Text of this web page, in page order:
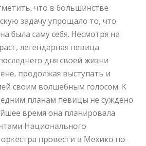
что в большинстве
задачу упрощало то, что
была саму себя. Несмотря на
легендарная певица
дня своей жизни
продолжая выступать и
своим волшебным голосом. К
планам певицы не суждено
время она планировала
Национального
провести в Мехико по-